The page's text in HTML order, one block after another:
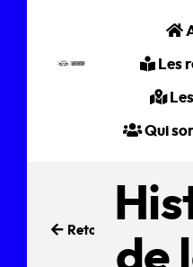
Aller au contenu
Les
Qui
Retour